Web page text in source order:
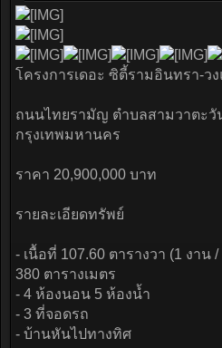
โครงการเดอะ ซิตี้รามอินทรา-ว
ถนนไทยรามัญ ตำบลสามวาตะวั
กรุงเทพมหานคร
ราคา 20,900,000 บาท
รายละเอียดทรัพย์
- เนื้อที่ 107.60 ตารางวา (1 งาน
380 ตารางเมตร
- 4 ห้องนอน 5 ห้องน้ำ
- 3 ที่จอดรถ
- บ้านหันไปทางทิศ